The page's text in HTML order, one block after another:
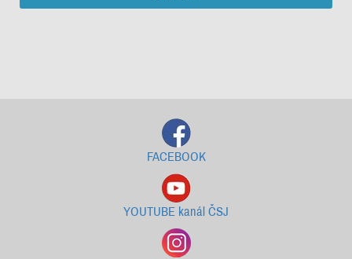
FACEBOOK
YOUTUBE kanál ČSJ